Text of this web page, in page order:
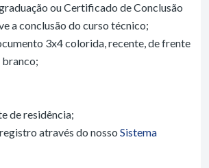
ou Certificado de Conclusão
a conclusão do curso técnico;
3x4 colorida, recente, de frente
branco;
de residência;
através do nosso Sistema